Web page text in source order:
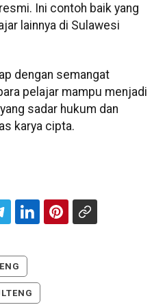
Ini contoh baik yang
lainnya di Sulawesi
dengan semangat
pelajar mampu menjadi
sadar hukum dan
karya cipta.